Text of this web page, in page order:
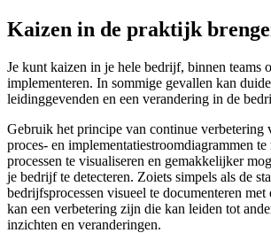
Kaizen in de praktijk
Je kunt kaizen in je hele bedrijf, binnen teams
implementeren. In sommige gevallen kan
leidinggevenden en een verandering in de
Gebruik het principe van continue verbetering
proces- en implementatiestroomdiagrammen
processen te visualiseren en gemakkelijker
je bedrijf te detecteren. Zoiets simpels als de
bedrijfsprocessen visueel te documenteren
kan een verbetering zijn die kan leiden tot
inzichten en veranderingen.